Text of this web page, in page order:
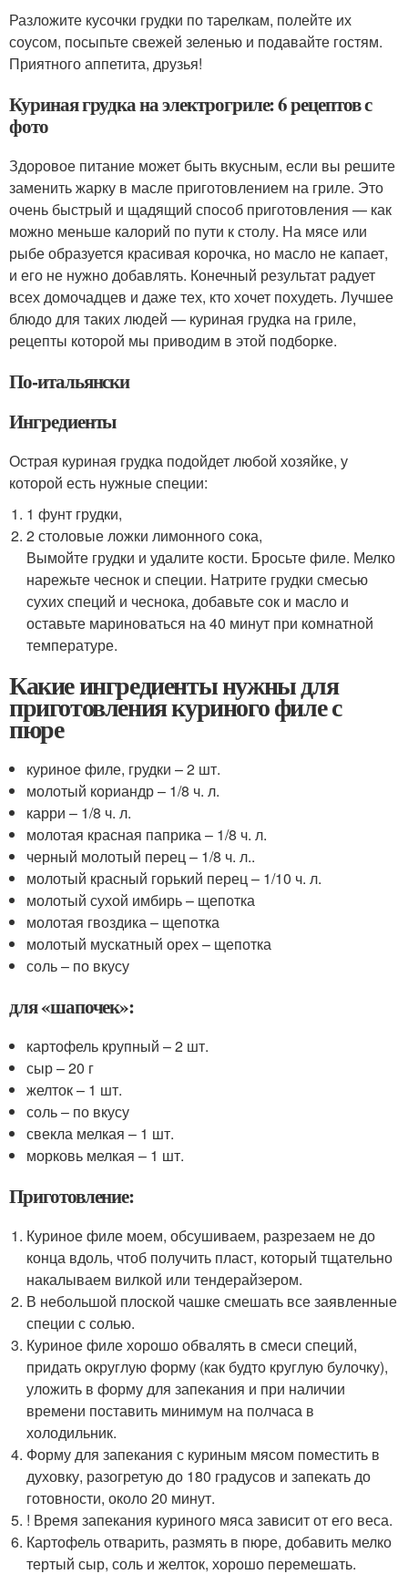
Разложите кусочки грудки по тарелкам, полейте их
соусом, посыпьте свежей зеленью и подавайте гостям.
Приятного аппетита, друзья!
Куриная грудка на электрогриле: 6 рецептов с
фото
Здоровое питание может быть вкусным, если вы решите
заменить жарку в масле приготовлением на гриле. Это
очень быстрый и щадящий способ приготовления — как
можно меньше калорий по пути к столу. На мясе или
рыбе образуется красивая корочка, но масло не капает,
и его не нужно добавлять. Конечный результат радует
всех домочадцев и даже тех, кто хочет похудеть. Лучшее
блюдо для таких людей — куриная грудка на гриле,
рецепты которой мы приводим в этой подборке.
По-итальянски
Ингредиенты
Острая куриная грудка подойдет любой хозяйке, у
которой есть нужные специи:
1 фунт грудки,
2 столовые ложки лимонного сока,
Вымойте грудки и удалите кости. Бросьте филе. Мелко
нарежьте чеснок и специи. Натрите грудки смесью
сухих специй и чеснока, добавьте сок и масло и
оставьте мариноваться на 40 минут при комнатной
температуре.
Какие ингредиенты нужны для
приготовления куриного филе с
пюре
куриное филе, грудки – 2 шт.
молотый кориандр – 1/8 ч. л.
карри – 1/8 ч. л.
молотая красная паприка – 1/8 ч. л.
черный молотый перец – 1/8 ч. л..
молотый красный горький перец – 1/10 ч. л.
молотый сухой имбирь – щепотка
молотая гвоздика – щепотка
молотый мускатный орех – щепотка
соль – по вкусу
для «шапочек»:
картофель крупный – 2 шт.
сыр – 20 г
желток – 1 шт.
соль – по вкусу
свекла мелкая – 1 шт.
морковь мелкая – 1 шт.
Приготовление:
Куриное филе моем, обсушиваем, разрезаем не до
конца вдоль, чтоб получить пласт, который тщательно
накалываем вилкой или тендерайзером.
В небольшой плоской чашке смешать все заявленные
специи с солью.
Куриное филе хорошо обвалять в смеси специй,
придать округлую форму (как будто круглую булочку),
уложить в форму для запекания и при наличии
времени поставить минимум на полчаса в
холодильник.
Форму для запекания с куриным мясом поместить в
духовку, разогретую до 180 градусов и запекать до
готовности, около 20 минут.
! Время запекания куриного мяса зависит от его веса.
Картофель отварить, размять в пюре, добавить мелко
тертый сыр, соль и желток, хорошо перемешать.